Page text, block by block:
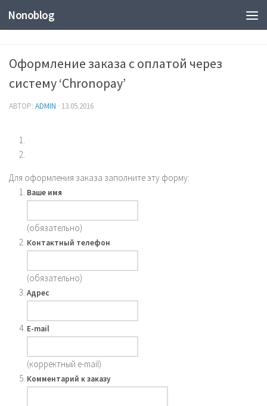
Nonoblog
Оформление заказа с оплатой через
систему ‘Chronopay’
АВТОР: ADMIN · 13.05.2016
Для оформления заказа заполните эту форму:
Ваше имя
(обязательно)
Контактный телефон
(обязательно)
Адрес
E-mail
(корректный e-mail)
Комментарий к заказу